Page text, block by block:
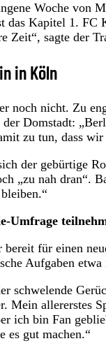
Woche von
das Kapitel 1.
Zeit“, sagte der
in Köln
noch nicht. Zu
Domstadt:
zu tun, dass
der gebürtige
„zu nah dran“.
Umfrage
für einen
Aufgaben
schwelende
Mein allererstes
ich bin Fan
es gut machen.“